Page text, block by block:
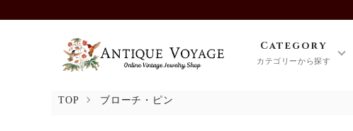
Category
カテゴリーから探す
TOP ブローチ・ピン